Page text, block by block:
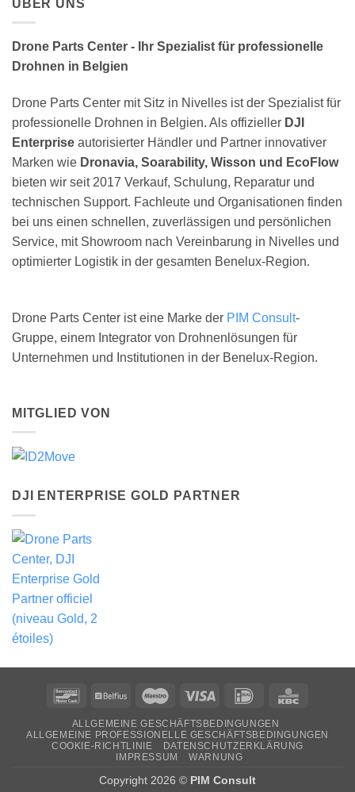
ÜBER UNS
Drone Parts Center - Ihr Spezialist für professionelle
Drohnen in Belgien
Drone Parts Center mit Sitz in Nivelles ist der Spezialist für
professionelle Drohnen in Belgien. Als offizieller DJI
Enterprise autorisierter Händler und Partner innovativer
Marken wie Dronavia, Soarability, Wisson und EcoFlow
bieten wir seit 2017 Verkauf, Schulung, Reparatur und
technischen Support. Fachleute und Organisationen finden
bei uns einen schnellen, zuverlässigen und persönlichen
Service, mit Showroom nach Vereinbarung in Nivelles und
optimierter Logistik in der gesamten Benelux-Region.
Drone Parts Center ist eine Marke der PIM Consult-
Gruppe, einem Integrator von Drohnenlösungen für
Unternehmen und Institutionen in der Benelux-Region.
MITGLIED VON
DJI ENTERPRISE GOLD PARTNER
BancontactBelfius Maestro Ideal
ALLGEMEINE GESCHÄFTSBEDINGUNGEN
ALLGEMEINE PROFESSIONELLE GESCHÄFTSBEDINGUNGEN
COOKIE-RICHTLINIE
DATENSCHUTZERKLÄRUNG
IMPRESSUM
WARNUNG
Copyright 2026 © PIM Consult